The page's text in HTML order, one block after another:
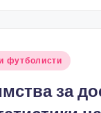
футболисти
за